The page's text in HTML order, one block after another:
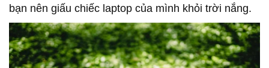
bạn nên giấu chiếc laptop của mình khỏi trời nắng.